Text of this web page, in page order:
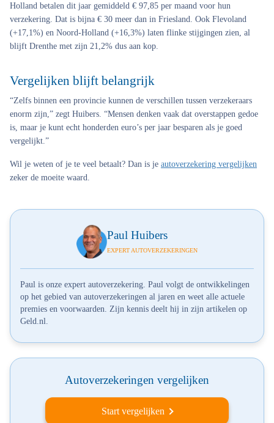
Holland betalen dit jaar gemiddeld € 97,85 per maand voor hun
verzekering. Dat is bijna € 30 meer dan in Friesland. Ook Flevoland
(+17,1%) en Noord-Holland (+16,3%) laten flinke stijgingen zien, al
blijft Drenthe met zijn 21,2% dus aan kop.
Vergelijken blijft belangrijk
“Zelfs binnen een provincie kunnen de verschillen tussen verzekeraars
enorm zijn,” zegt Huibers. “Mensen denken vaak dat overstappen gedoe
is, maar je kunt echt honderden euro’s per jaar besparen als je goed
vergelijkt.”
Wil je weten of je te veel betaalt? Dan is je autoverzekering vergelijken
zeker de moeite waard.
Paul Huibers
EXPERT AUTOVERZEKERINGEN
Paul is onze expert autoverzekering. Paul volgt de ontwikkelingen
op het gebied van autoverzekeringen al jaren en weet alle actuele
premies en voorwaarden. Zijn kennis deelt hij in zijn artikelen op
Geld.nl.
Autoverzekeringen vergelijken
Start vergelijken